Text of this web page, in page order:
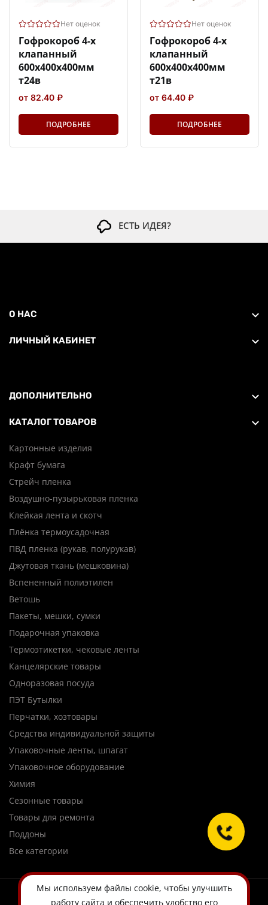
Нет оценок
Гофрокороб 4-х
клапанный
600х400х400мм
т24в
от 82.40 ₽
ПОДРОБНЕЕ
Нет оценок
Гофрокороб 4-х
клапанный
600х400х400мм
т21в
от 64.40 ₽
ПОДРОБНЕЕ
ЕСТЬ ИДЕЯ?
О НАС
ЛИЧНЫЙ КАБИНЕТ
ДОПОЛНИТЕЛЬНО
КАТАЛОГ ТОВАРОВ
Картонные изделия
Крафт бумага
Стрейч пленка
Воздушно-пузырьковая пленка
Клейкая лента и скотч
Плёнка термоусадочная
ПВД пленка (рукав, полурукав)
Джутовая ткань (мешковина)
Вспененный полиэтилен
Ветошь
Пакеты, мешки, сумки
Подарочная упаковка
Термоэтикетки, чековые ленты
Канцелярские товары
Одноразовая посуда
ПЭТ Бутылки
Перчатки, хозтовары
Средства индивидуальной защиты
Упаковочные ленты, шпагат
Упаковочное оборудование
Химия
Сезонные товары
Товары для ремонта
Поддоны
Все категории
Мы используем файлы cookie, чтобы улучшить
работу сайта и обеспечить удобство его